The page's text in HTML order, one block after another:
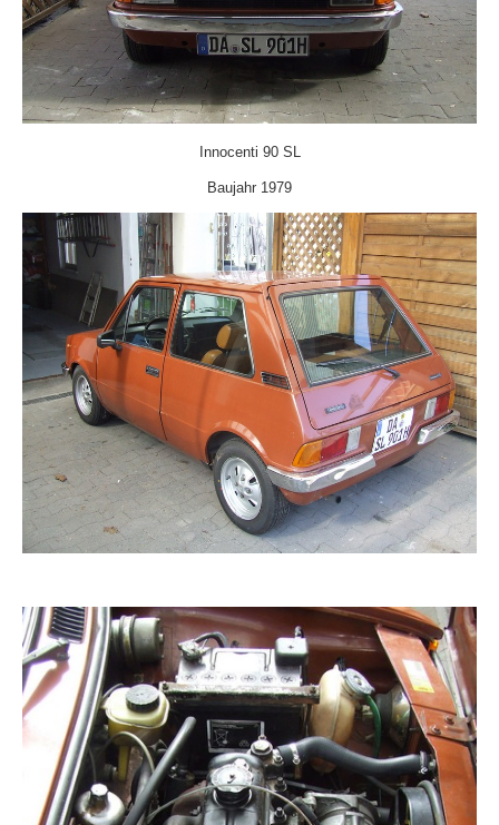
Innocenti 90 SL
Baujahr 1979